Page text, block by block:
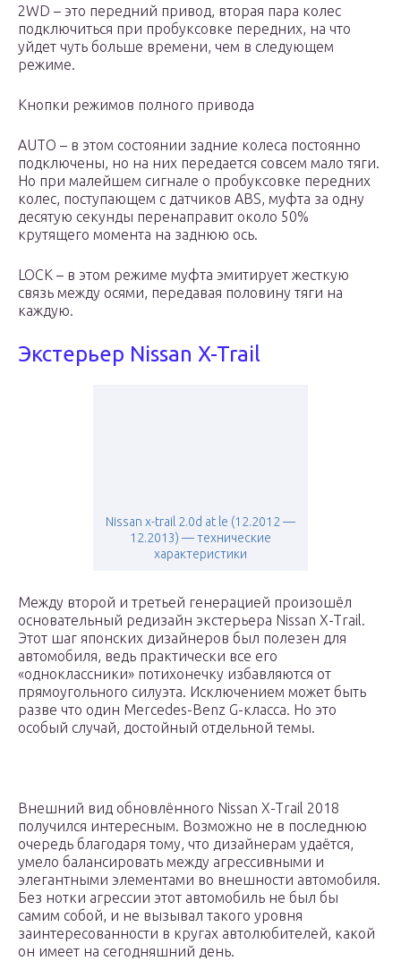
2WD – это передний привод, вторая пара колес
подключиться при пробуксовке передних, на что
уйдет чуть больше времени, чем в следующем
режиме.
Кнопки режимов полного привода
AUTO – в этом состоянии задние колеса постоянно
подключены, но на них передается совсем мало тяги.
Но при малейшем сигнале о пробуксовке передних
колес, поступающем с датчиков ABS, муфта за одну
десятую секунды перенаправит около 50%
крутящего момента на заднюю ось.
LOCK – в этом режиме муфта эмитирует жесткую
связь между осями, передавая половину тяги на
каждую.
Экстерьер Nissan X-Trail
Nissan x-trail 2.0d at le (12.2012 —
12.2013) — технические
характеристики
Между второй и третьей генерацией произошёл
основательный редизайн экстерьера Nissan X-Trail.
Этот шаг японских дизайнеров был полезен для
автомобиля, ведь практически все его
«одноклассники» потихонечку избавляются от
прямоугольного силуэта. Исключением может быть
разве что один Mercedes-Benz G-класса. Но это
особый случай, достойный отдельной темы.
Внешний вид обновлённого Nissan X-Trail 2018
получился интересным. Возможно не в последнюю
очередь благодаря тому, что дизайнерам удаётся,
умело балансировать между агрессивными и
элегантными элементами во внешности автомобиля.
Без нотки агрессии этот автомобиль не был бы
самим собой, и не вызывал такого уровня
заинтересованности в кругах автолюбителей, какой
он имеет на сегодняшний день.